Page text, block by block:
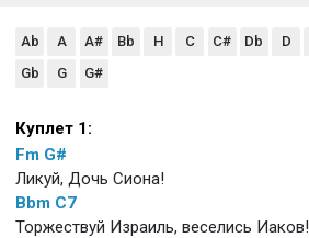
Ab A A# Bb H C C# Db D
Gb
G G#
Куплет 1:
Fm G#
Ликуй, Дочь Сиона!
Bbm C7
Торжествуй Израиль, веселись Иаков!